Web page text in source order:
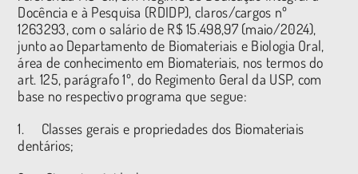
Docência e à Pesquisa (RDIDP), claros/cargos nº
1263293, com o salário de R$ 15.498,97 (maio/2024),
junto ao Departamento de Biomateriais e Biologia Oral,
área de conhecimento em Biomateriais, nos termos do
art. 125, parágrafo 1º, do Regimento Geral da USP, com
base no respectivo programa que segue:
1. Classes gerais e propriedades dos Biomateriais
dentários;